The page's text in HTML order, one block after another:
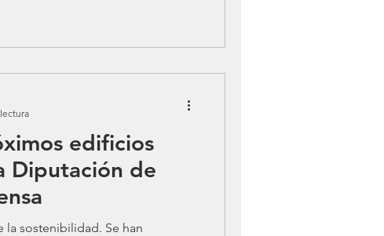
edificios
Diputación de
la sostenibilidad. Se han